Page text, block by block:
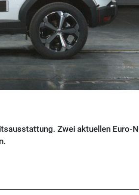
Zwei aktuellen Euro-